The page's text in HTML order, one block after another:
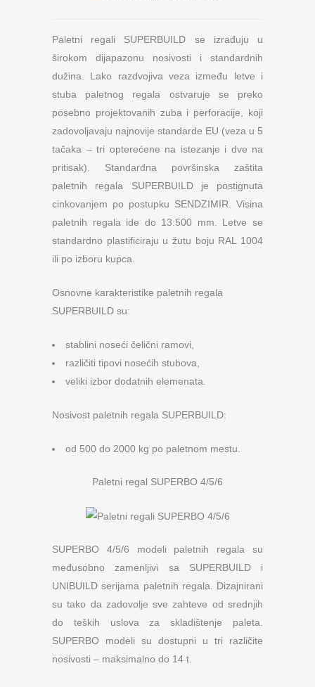
Paletni regali SUPERBUILD se izrađuju u
širokom dijapazonu nosivosti i standardnih
dužina. Lako razdvojiva veza između letve i
stuba paletnog regala ostvaruje se preko
posebno projektovanih zuba i perforacije, koji
zadovoljavaju najnovije standarde EU (veza u 5
tačaka – tri opterećene na istezanje i dve na
pritisak). Standardna površinska zaštita
paletnih regala SUPERBUILD je postignuta
cinkovanjem po postupku SENDZIMIR. Visina
paletnih regala ide do 13.500 mm. Letve se
standardno plastificiraju u žutu boju RAL 1004
ili po izboru kupca.
Osnovne karakteristike paletnih regala
SUPERBUILD su:
stablini noseći čelični ramovi,
različiti tipovi nosećih stubova,
veliki izbor dodatnih elemenata.
Nosivost paletnih regala SUPERBUILD:
od 500 do 2000 kg po paletnom mestu.
Paletni regal SUPERBO 4/5/6
SUPERBO 4/5/6 modeli paletnih regala su
međusobno zamenljivi sa SUPERBUILD i
UNIBUILD serijama paletnih regala. Dizajnirani
su tako da zadovolje sve zahteve od srednjih
do teških uslova za skladištenje paleta.
SUPERBO modeli su dostupni u tri različite
nosivosti – maksimalno do 14 t.